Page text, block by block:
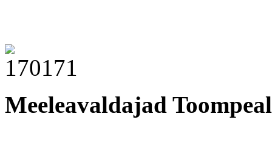
Meeleavaldajad